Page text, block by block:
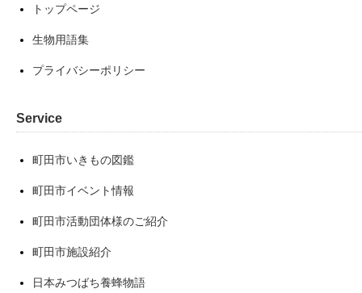
トップページ
生物用語集
プライバシーポリシー
Service
町田市いきもの図鑑
町田市イベント情報
町田市活動団体様のご紹介
町田市施設紹介
日本みつばち養蜂物語